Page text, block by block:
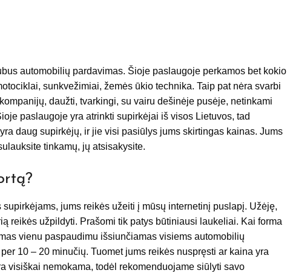
automobilių pardavimas. Šioje paslaugoje perkamos bet kokio
sunkvežimiai, žemės ūkio technika. Taip pat nėra svarbi
daužti, tvarkingi, su vairu dešinėje pusėje, netinkami
paslaugoje yra atrinkti supirkėjai iš visos Lietuvos, tad
daug supirkėjų, ir jie visi pasiūlys jums skirtingas kainas. Jums
tinkamų, jų atsisakysite.
jums reikės užeiti į mūsų internetinį puslapį. Užėję,
reikės užpildyti. Prašomi tik patys būtiniausi laukeliai. Kai forma
vienu paspaudimu išsiunčiamas visiems automobilių
10 – 20 minučių. Tuomet jums reikės nuspręsti ar kaina yra
visiškai nemokama, todėl rekomenduojame siūlyti savo